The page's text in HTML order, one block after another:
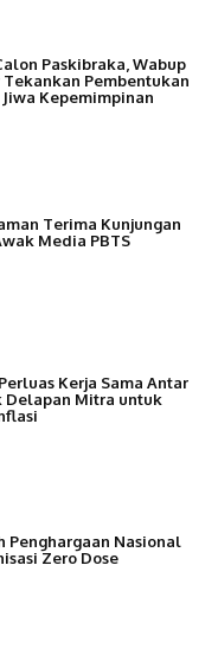
Paskibraka, Wabup
Pembentukan
Kepemimpinan
Terima Kunjungan
Media PBTS
Kerja Sama Antar
Delapan Mitra untuk
Penghargaan Nasional
Zero Dose